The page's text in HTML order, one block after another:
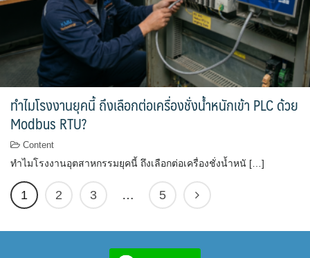
ทำไมโรงงานยุคนี้ ถึงเลือกต่อเครื่องชั่งน้ำหนักเข้า PLC ด้วย
Modbus RTU?
Content
ทำไมโรงงานอุตสาหกรรมยุคนี้ ถึงเลือกต่อเครื่องชั่งน้ำหนั […]
1 2 3 … 5